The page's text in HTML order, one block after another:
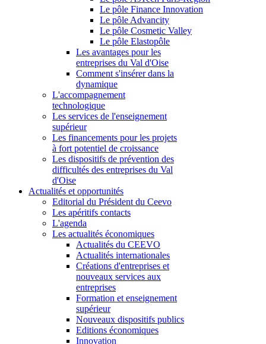
Le pôle Finance Innovation
Le pôle Advancity
Le pôle Cosmetic Valley
Le pôle Elastopôle
Les avantages pour les
entreprises du Val d'Oise
Comment s'insérer dans la
dynamique
L'accompagnement
technologique
Les services de l'enseignement
supérieur
Les financements pour les projets
à fort potentiel de croissance
Les dispositifs de prévention des
difficultés des entreprises du Val
d'Oise
Actualités et opportunités
Editorial du Président du Ceevo
Les apéritifs contacts
L'agenda
Les actualités économiques
Actualités du CEEVO
Actualités internationales
Créations d'entreprises et
nouveaux services aux
entreprises
Formation et enseignement
supérieur
Nouveaux dispositifs publics
Editions économiques
Innovation